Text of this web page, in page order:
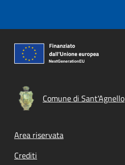
Comune di Sant'Agnello
Footer menu
Area riservata
Crediti